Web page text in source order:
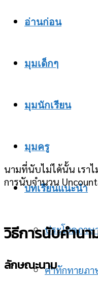
อ่านก่อน
มุมเด็กๆ
มุมนักเรียน
มุมครู
บทเรียนแนะนำ
ประโยคภาษ
คำทักทายภา
นามที่นับไม่ได้นั้น เรา
การนับจำนวน
วิธีการนับคำน
ลักษณะนาม